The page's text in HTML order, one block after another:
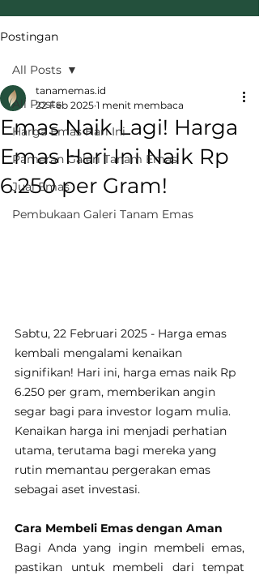
Postingan
All Posts
Harga Emas Hari Ini
Pameran Galeri Tanam Emas
Jual Emas
Pembukaan Galeri Tanam Emas
All Posts
Emas Naik Lagi! Harga
Emas Hari Ini Naik Rp
6.250 per Gram!
tanamemas.id
22 Feb 2025 1 menit membaca
Sabtu, 22 Februari 2025 - Harga emas
kembali mengalami kenaikan
signifikan! Hari ini, harga emas naik Rp
6.250 per gram, memberikan angin
segar bagi para investor logam mulia.
Kenaikan harga ini menjadi perhatian
utama, terutama bagi mereka yang
rutin memantau pergerakan emas
sebagai aset investasi.
Cara Membeli Emas dengan Aman
Bagi Anda yang ingin membeli emas,
pastikan untuk membeli dari tempat